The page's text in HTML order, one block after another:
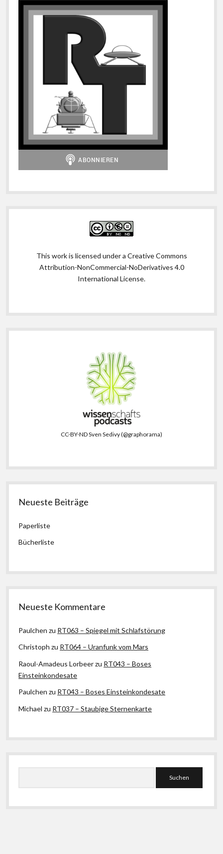
This work is licensed under a Creative Commons
Attribution-NonCommercial-NoDerivatives 4.0
International License.
CC-BY-ND Sven Sedivy (@graphorama)
Neueste Beiträge
Paperliste
Bücherliste
Neueste Kommentare
Paulchen zu RT063 – Spiegel mit Schlafstörung
Christoph zu RT064 – Uranfunk vom Mars
Raoul-Amadeus Lorbeerzu RT043 – Boses
Einsteinkondesate
Paulchen zu RT043 – Boses Einsteinkondesate
Michael zu RT037 – Staubige Sternenkarte